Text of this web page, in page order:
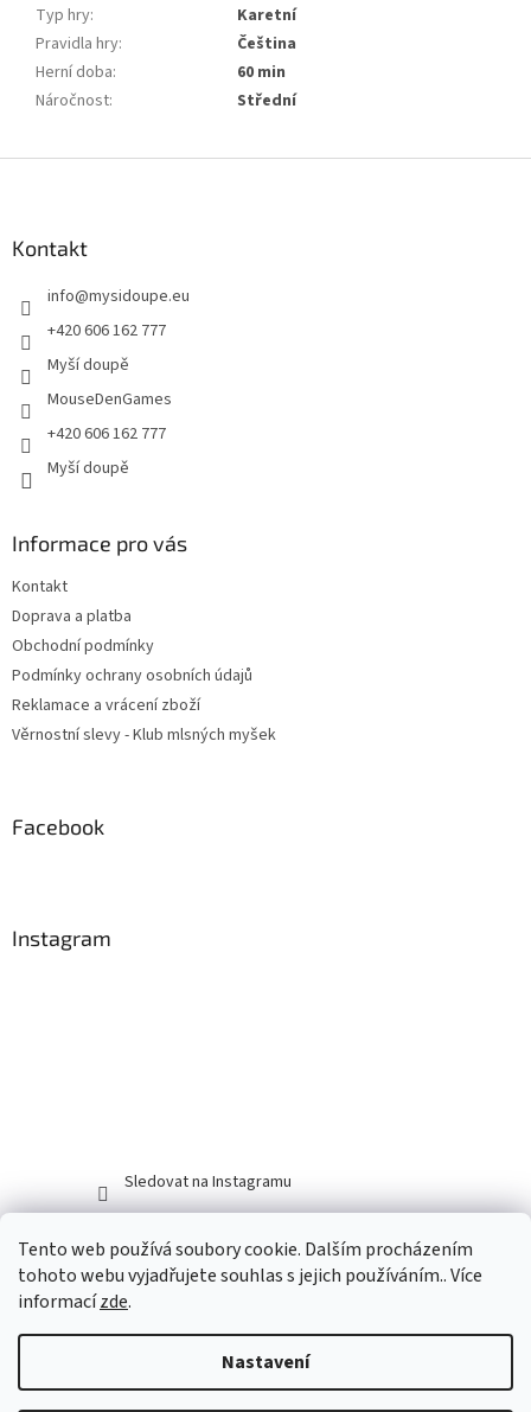
Tento web používá soubory cookie. Dalším procházením
tohoto webu vyjadřujete souhlas s jejich používáním.. Více
informacízde.
Nastavení
Typ hry:
Karetní
Pravidla hry:
Čeština
Herní doba:
60 min
Náročnost: Střední
Kontakt
info@mysidoupe.eu
+420 606 162 777
Myší doupě
MouseDenGames
+420 606 162 777
Myší doupě
Informace pro vás
Kontakt
Doprava a platba
Obchodní podmínky
Podmínky ochrany osobních údajů
Reklamace a vrácení zboží
Věrnostní slevy - Klub mlsných myšek
Facebook
Instagram
Sledovat na Instagramu
Vytvořil Shoptet